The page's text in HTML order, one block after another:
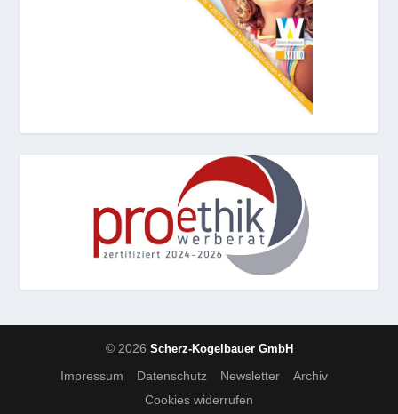
© 2026 Scherz-Kogelbauer GmbH
Impressum Datenschutz Newsletter
Archiv
Cookies widerrufen